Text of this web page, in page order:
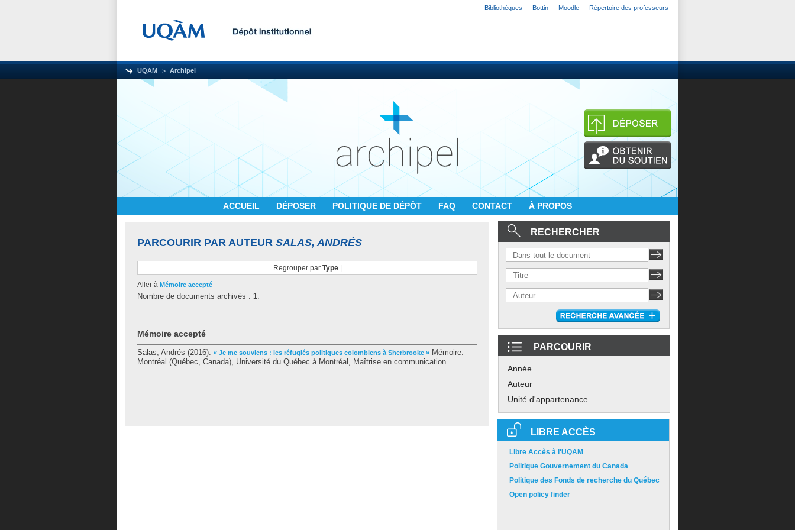
Bibliothèques Bottin Moodle Répertoire des professeurs
UQAM Archipel
ACCUEIL DÉPOSER POLITIQUE DE DÉPÔT FAQ CONTACT À PROPOS
PARCOURIR PAR AUTEUR SALAS, ANDRÉS
Regrouper par Type|
Aller à Mémoire accepté
Nombre de documents archivés : 1.
Mémoire accepté
Salas, Andrés (2016). « Je me souviens : les réfugiés politiques colombiens à Sherbrooke » Mémoire.
Montréal (Québec, Canada), Université du Québec à Montréal, Maîtrise en communication.
RECHERCHER
PARCOURIR
Année
Auteur
Unité d'appartenance
LIBRE ACCÈS
Libre Accès à l'UQAM
Politique Gouvernement du Canada
Politique des Fonds de recherche du Québec
Open policy finder